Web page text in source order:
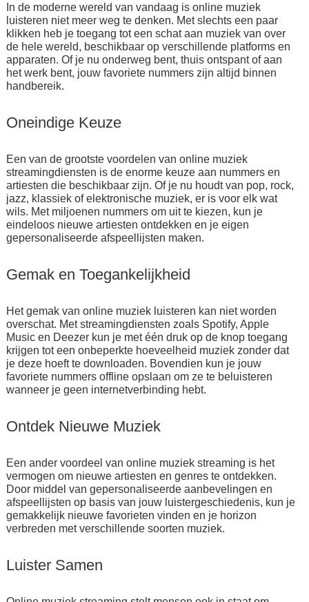
In de moderne wereld van vandaag is online muziek
luisteren niet meer weg te denken. Met slechts een paar
klikken heb je toegang tot een schat aan muziek van over
de hele wereld, beschikbaar op verschillende platforms en
apparaten. Of je nu onderweg bent, thuis ontspant of aan
het werk bent, jouw favoriete nummers zijn altijd binnen
handbereik.
Oneindige Keuze
Een van de grootste voordelen van online muziek
streamingdiensten is de enorme keuze aan nummers en
artiesten die beschikbaar zijn. Of je nu houdt van pop, rock,
jazz, klassiek of elektronische muziek, er is voor elk wat
wils. Met miljoenen nummers om uit te kiezen, kun je
eindeloos nieuwe artiesten ontdekken en je eigen
gepersonaliseerde afspeellijsten maken.
Gemak en Toegankelijkheid
Het gemak van online muziek luisteren kan niet worden
overschat. Met streamingdiensten zoals Spotify, Apple
Music en Deezer kun je met één druk op de knop toegang
krijgen tot een onbeperkte hoeveelheid muziek zonder dat
je deze hoeft te downloaden. Bovendien kun je jouw
favoriete nummers offline opslaan om ze te beluisteren
wanneer je geen internetverbinding hebt.
Ontdek Nieuwe Muziek
Een ander voordeel van online muziek streaming is het
vermogen om nieuwe artiesten en genres te ontdekken.
Door middel van gepersonaliseerde aanbevelingen en
afspeellijsten op basis van jouw luistergeschiedenis, kun je
gemakkelijk nieuwe favorieten vinden en je horizon
verbreden met verschillende soorten muziek.
Luister Samen